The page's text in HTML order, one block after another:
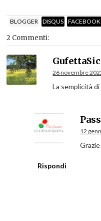
BLOGGER DISQUS FACEBOOK
2 Commenti:
26 novembre
La semplicità
12
Rispondi